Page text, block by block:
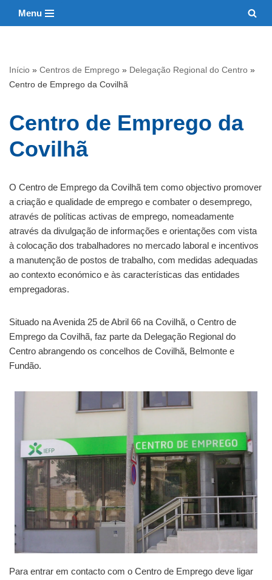
conteúdo
Menu
Início » Centros de Emprego » Delegação Regional do Centro »
Centro de Emprego da Covilhã
Centro de Emprego da
Covilhã
O Centro de Emprego da Covilhã tem como objectivo promover
a criação e qualidade de emprego e combater o desemprego,
através de políticas activas de emprego, nomeadamente
através da divulgação de informações e orientações com vista
à colocação dos trabalhadores no mercado laboral e incentivos
a manutenção de postos de trabalho, com medidas adequadas
ao contexto económico e às características das entidades
empregadoras.
Situado na Avenida 25 de Abril 66 na Covilhã, o Centro de
Emprego da Covilhã, faz parte da Delegação Regional do
Centro abrangendo os concelhos de Covilhã, Belmonte e
Fundão.
Para entrar em contacto com o Centro de Emprego deve ligar